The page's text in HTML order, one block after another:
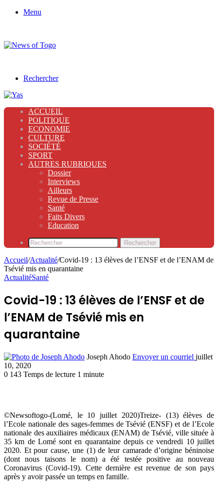
Menu
Rechercher
ACCUEIL
POLITIQUE
ECONOMIE
CULTURE
SOCIÉTÉ
SPORT
AUTRES RUBRIQUES
Dossier
Interviews
Ailleurs
Revue de Presse
Santé
Faits Divers
Education
Rechercher
Accueil/Actualité/Covid-19 : 13 élèves de l’ENSF et de l’ENAM de
Tsévié mis en quarantaine
ActualitéSanté
Covid-19 : 13 élèves de l’ENSF et de
l’ENAM de Tsévié mis en
quarantaine
Joseph Ahodo Envoyer un courriel juillet
10, 2020
0 143 Temps de lecture 1 minute
©Newsoftogo-(Lomé, le 10 juillet 2020)Treize- (13) élèves de
l’Ecole nationale des sages-femmes de Tsévié (ENSF) et de l’Ecole
nationale des auxiliaires médicaux (ENAM) de Tsévié, ville située à
35 km de Lomé sont en quarantaine depuis ce vendredi 10 juillet
2020. Et pour cause, une (1) de leur camarade d’origine béninoise
(dont nous taisons le nom) a été testée positive au nouveau
Coronavirus (Covid-19). Cette dernière est revenue de son pays
après y avoir passée un temps en famille.